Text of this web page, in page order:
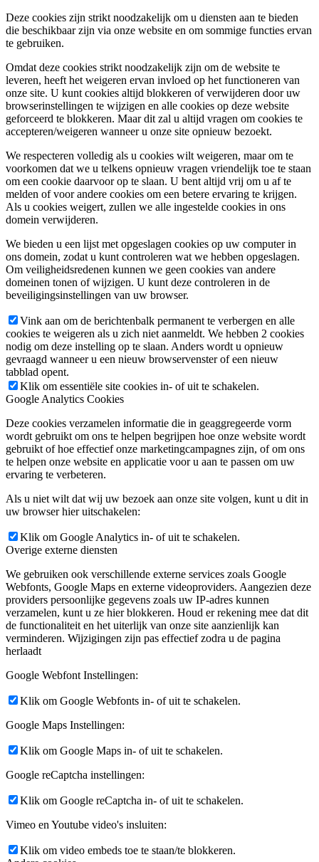
Deze cookies zijn strikt noodzakelijk om u diensten aan te bieden
die beschikbaar zijn via onze website en om sommige functies ervan
te gebruiken.
Omdat deze cookies strikt noodzakelijk zijn om de website te
leveren, heeft het weigeren ervan invloed op het functioneren van
onze site. U kunt cookies altijd blokkeren of verwijderen door uw
browserinstellingen te wijzigen en alle cookies op deze website
geforceerd te blokkeren. Maar dit zal u altijd vragen om cookies te
accepteren/weigeren wanneer u onze site opnieuw bezoekt.
We respecteren volledig als u cookies wilt weigeren, maar om te
voorkomen dat we u telkens opnieuw vragen vriendelijk toe te staan
om een cookie daarvoor op te slaan. U bent altijd vrij om u af te
melden of voor andere cookies om een betere ervaring te krijgen.
Als u cookies weigert, zullen we alle ingestelde cookies in ons
domein verwijderen.
We bieden u een lijst met opgeslagen cookies op uw computer in
ons domein, zodat u kunt controleren wat we hebben opgeslagen.
Om veiligheidsredenen kunnen we geen cookies van andere
domeinen tonen of wijzigen. U kunt deze controleren in de
beveiligingsinstellingen van uw browser.
Vink aan om de berichtenbalk permanent te verbergen en alle
cookies te weigeren als u zich niet aanmeldt. We hebben 2 cookies
nodig om deze instelling op te slaan. Anders wordt u opnieuw
gevraagd wanneer u een nieuw browservenster of een nieuw
tabblad opent.
Klik om essentiële site cookies in- of uit te schakelen.
Google Analytics Cookies
Deze cookies verzamelen informatie die in geaggregeerde vorm
wordt gebruikt om ons te helpen begrijpen hoe onze website wordt
gebruikt of hoe effectief onze marketingcampagnes zijn, of om ons
te helpen onze website en applicatie voor u aan te passen om uw
ervaring te verbeteren.
Als u niet wilt dat wij uw bezoek aan onze site volgen, kunt u dit in
uw browser hier uitschakelen:
Klik om Google Analytics in- of uit te schakelen.
Overige externe diensten
We gebruiken ook verschillende externe services zoals Google
Webfonts, Google Maps en externe videoproviders. Aangezien deze
providers persoonlijke gegevens zoals uw IP-adres kunnen
verzamelen, kunt u ze hier blokkeren. Houd er rekening mee dat dit
de functionaliteit en het uiterlijk van onze site aanzienlijk kan
verminderen. Wijzigingen zijn pas effectief zodra u de pagina
herlaadt
Google Webfont Instellingen:
Klik om Google Webfonts in- of uit te schakelen.
Google Maps Instellingen:
Klik om Google Maps in- of uit te schakelen.
Google reCaptcha instellingen:
Klik om Google reCaptcha in- of uit te schakelen.
Vimeo en Youtube video's insluiten:
Klik om video embeds toe te staan/te blokkeren.